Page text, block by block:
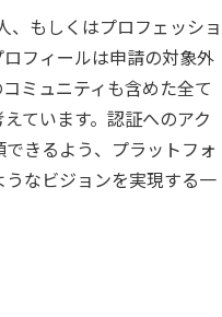
もしくはプロフェッショ
フィールは申請の対象外
ミュニティも含めた全て
ています。認証へのアク
きるよう、プラットフォ
なビジョンを実現する一